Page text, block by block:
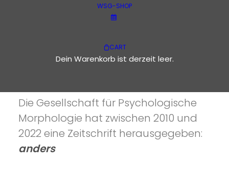
WSG-SHOP
CART
Dein Warenkorb ist derzeit leer.
anders IST ANDERS
Die Gesellschaft für Psychologische
Morphologie hat zwischen 2010 und
2022 eine Zeitschrift herausgegeben:
anders